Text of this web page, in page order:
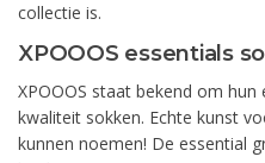
collectie is.
XPOOOS essentials
XPOOOS staat bekend om
kwaliteit sokken. Echte kunst
kunnen noemen! De essential